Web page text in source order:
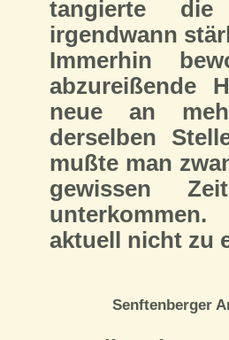
tangierte
irgendwann
Immerhin
abzureißende
neue an
derselben
mußte man
gewissen
aktuell nicht zu
Senftenberger